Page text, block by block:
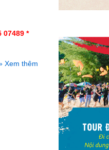
07489 *
Xem thêm